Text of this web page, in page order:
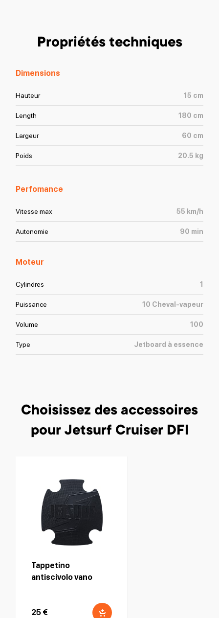
Propriétés techniques
Dimensions
Hauteur 15 cm
Length 180 cm
Largeur 60 cm
Poids 20.5 kg
Perfomance
Vitesse max 55 km/h
Autonomie 90 min
Moteur
Cylindres 1
Puissance 10 Cheval-vapeur
Volume 100
Type Jetboard à essence
Choisissez des accessoires
pour Jetsurf Cruiser DFI
Tappetino
antiscivolo vano
25 €